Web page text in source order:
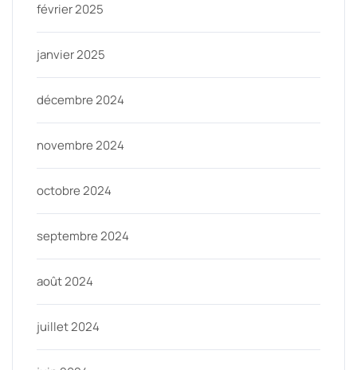
février 2025
janvier 2025
décembre 2024
novembre 2024
octobre 2024
septembre 2024
août 2024
juillet 2024